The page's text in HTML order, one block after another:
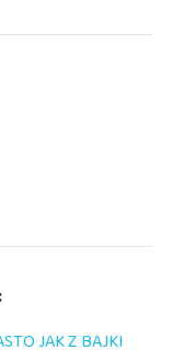
JAK Z BAJKI